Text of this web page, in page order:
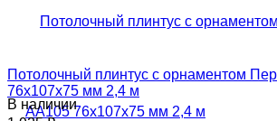
Потолочный плинтус с орнаментом
76х107х75 мм 2,4 м
В наличии